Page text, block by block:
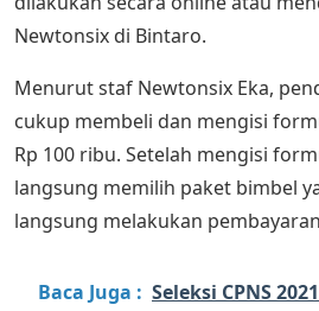
Newtonsix di Bintaro.
Menurut staf Newtonsix Eka,
cukup membeli dan mengisi
Rp 100 ribu. Setelah mengisi
langsung memilih paket bimbel
langsung melakukan
Baca Juga : Seleksi CPNS